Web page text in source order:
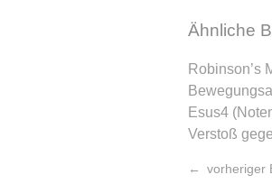
Ähnliche
Robinson’s
Esus4
Verstoß
vorheriger